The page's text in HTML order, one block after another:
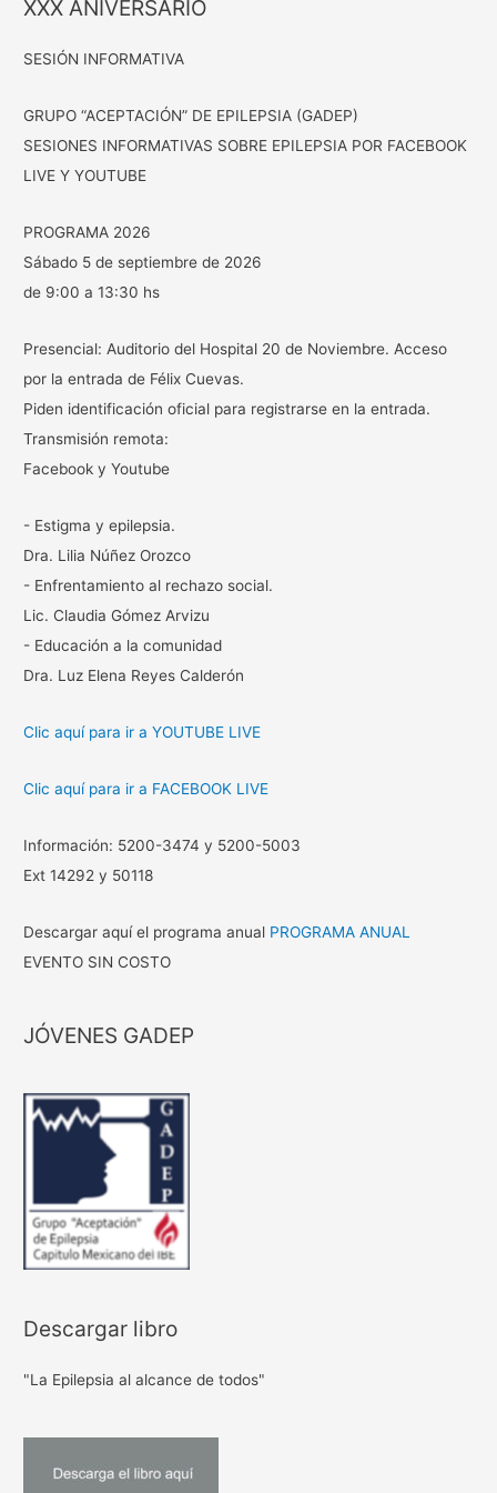
XXX ANIVERSARIO
SESIÓN INFORMATIVA
GRUPO “ACEPTACIÓN” DE EPILEPSIA (GADEP)
SESIONES INFORMATIVAS SOBRE EPILEPSIA POR FACEBOOK
LIVE Y YOUTUBE
PROGRAMA 2026
Sábado 5 de septiembre de 2026
de 9:00 a 13:30 hs
Presencial: Auditorio del Hospital 20 de Noviembre. Acceso
por la entrada de Félix Cuevas.
Piden identificación oficial para registrarse en la entrada.
Transmisión remota:
Facebook y Youtube
- Estigma y epilepsia.
Dra. Lilia Núñez Orozco
- Enfrentamiento al rechazo social.
Lic. Claudia Gómez Arvizu
- Educación a la comunidad
Dra. Luz Elena Reyes Calderón
Clic aquí para ir a YOUTUBE LIVE
Clic aquí para ir a FACEBOOK LIVE
Información: 5200-3474 y 5200-5003
Ext 14292 y 50118
Descargar aquí el programa anual PROGRAMA ANUAL
EVENTO SIN COSTO
JÓVENES GADEP
Descargar libro
"La Epilepsia al alcance de todos"